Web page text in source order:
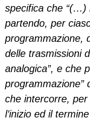
specifica che “(…)
partendo, per
programmazione,
delle trasmissioni
analogica”, e che
che intercorre,
l’inizio ed il